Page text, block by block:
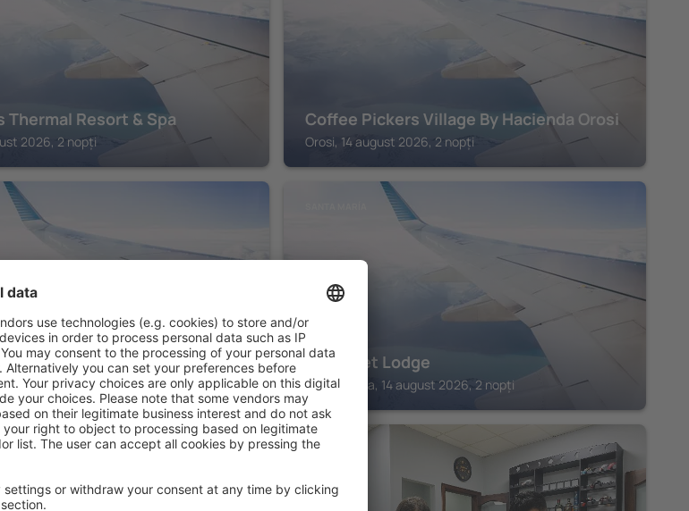
Thermal Resort & Spa
2026, 2 nopți
Coffee Pickers Village By Hacienda Orosi
Orosi, 14 august 2026, 2 nopți
Lucha
august 2026, 2 nopți
Toucanet Lodge
Santa María, 14 august 2026, 2 nopți
OROSI